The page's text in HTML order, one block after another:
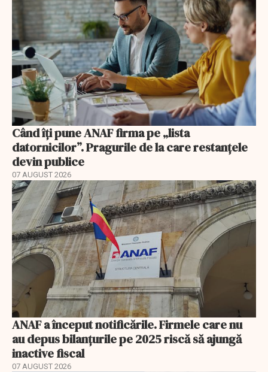
Când îți pune ANAF firma pe „lista
datornicilor”. Pragurile de la care restanțele
devin publice
07 AUGUST 2026
ANAF a început notificările. Firmele care nu
au depus bilanțurile pe 2025 riscă să ajungă
inactive fiscal
07 AUGUST 2026